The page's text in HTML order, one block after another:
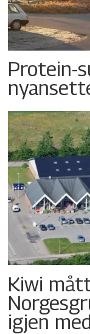
Protein-
Kiwi
igjen